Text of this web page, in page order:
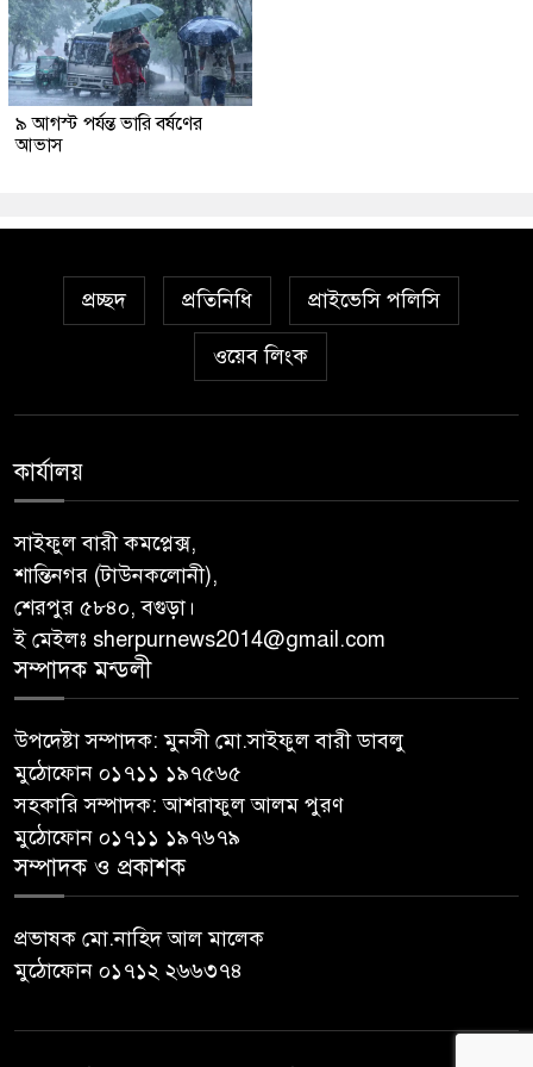
৯ আগস্ট পর্যন্ত ভারি বর্ষণের
আভাস
প্রচ্ছদ প্রতিনিধি প্রাইভেসি পলিসি
ওয়েব লিংক
কার্যালয়
সাইফুল বারী কমপ্লেক্স,
শান্তিনগর (টাউনকলোনী),
শেরপুর ৫৮৪০, বগুড়া।
ই মেইলঃ sherpurnews2014@gmail.com
সম্পাদক মন্ডলী
উপদেষ্টা সম্পাদক: মুনসী মো.সাইফুল বারী ডাবলু
মুঠোফোন ০১৭১১ ১৯৭৫৬৫
সহকারি সম্পাদক: আশরাফুল আলম পুরণ
মুঠোফোন ০১৭১১ ১৯৭৬৭৯
সম্পাদক ও প্রকাশক
প্রভাষক মো.নাহিদ আল মালেক
মুঠোফোন ০১৭১২ ২৬৬৩৭৪